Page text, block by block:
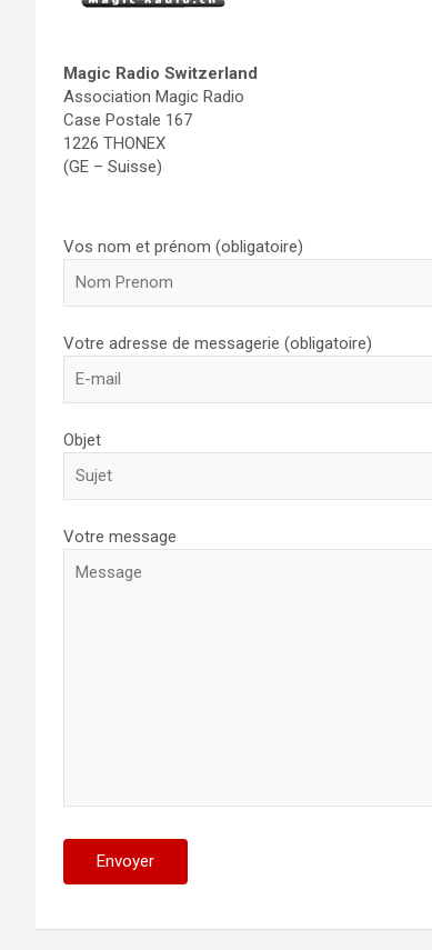
Magic Radio Switzerland
Association Magic Radio
Case Postale 167
1226 THONEX
(GE – Suisse)
Vos nom et prénom (obligatoire)
Votre adresse de messagerie (obligatoire)
Objet
Votre message